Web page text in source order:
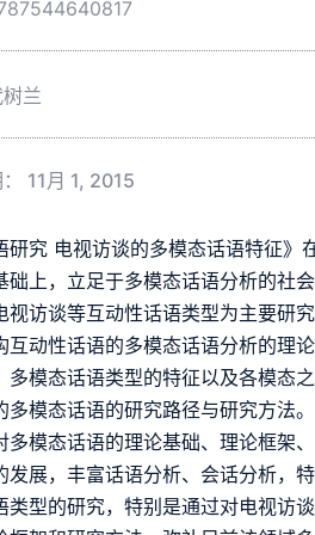
兰
11月 1, 2015
研究 电视访谈的多模态话语特征
础上，立足于多模态话语分析的社
视访谈等互动性话语类型为主要研
互动性话语的多模态话语分析的理
多模态话语类型的特征以及各模态
多模态话语的研究路径与研究方法。
多模态话语的理论基础、理论框架
发展，丰富话语分析、会话分析，
类型的研究，特别是通过对电视访